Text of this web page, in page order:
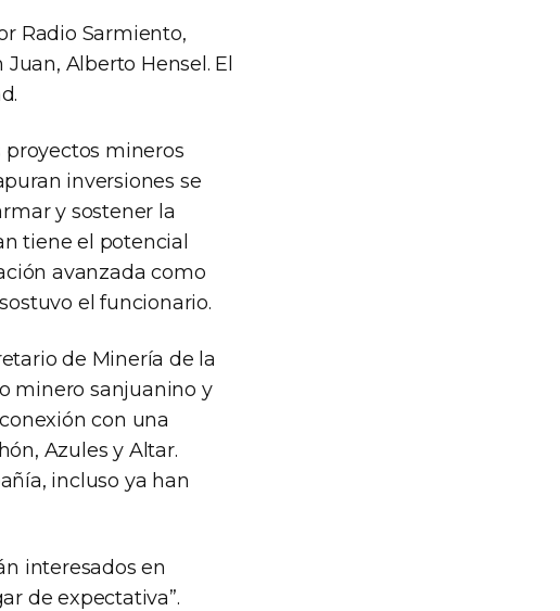
Radio Sarmiento,
Alberto Hensel. El
proyectos mineros
inversiones se
y sostener la
tiene el potencial
avanzada como
el funcionario.
de Minería de la
minero sanjuanino y
con una
Azules y Altar.
incluso ya han
interesados en
de expectativa”.